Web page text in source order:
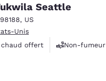
Seattle
98188, US
Unis
offert
Non-fumeur